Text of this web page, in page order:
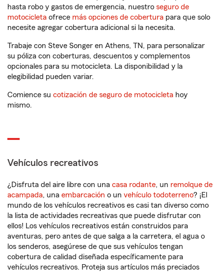
hasta robo y gastos de emergencia, nuestro seguro de
motocicleta ofrece más opciones de cobertura para que solo
necesite agregar cobertura adicional si la necesita.
Trabaje con Steve Songer en Athens, TN, para personalizar
su póliza con coberturas, descuentos y complementos
opcionales para su motocicleta. La disponibilidad y la
elegibilidad pueden variar.
Comience su cotización de seguro de motocicleta hoy
mismo.
Vehículos recreativos
¿Disfruta del aire libre con una casa rodante, un remolque de
acampada, una embarcación o un vehículo todoterreno? ¡El
mundo de los vehículos recreativos es casi tan diverso como
la lista de actividades recreativas que puede disfrutar con
ellos! Los vehículos recreativos están construidos para
aventuras, pero antes de que salga a la carretera, el agua o
los senderos, asegúrese de que sus vehículos tengan
cobertura de calidad diseñada específicamente para
vehículos recreativos. Proteja sus artículos más preciados